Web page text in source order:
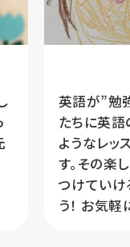
英語が”勉
たちに英語
ようなレッ
す。その楽
つけていけ
う！ お気